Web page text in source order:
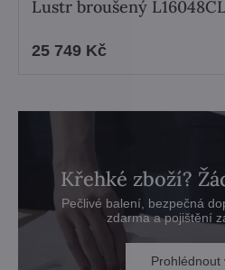
Lustr broušený
25 749 Kč
Křehké zboží?
Pečlivé balení, bezpečná
zdarma a pojištění
Prohlédnout